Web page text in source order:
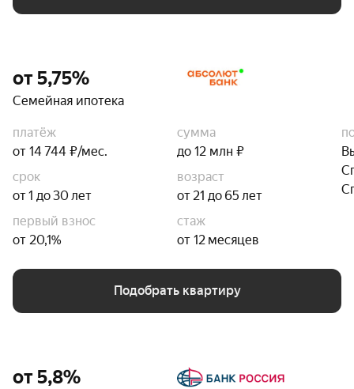
от 5,75%
Семейная ипотека
платёж
от 14 744 ₽/мес.
сумма
до 12 млн ₽
срок
от 1 до 30 лет
возраст
от 21 до 65 лет
первый взнос
от 20,1%
стаж
от 12 месяцев
Подобрать квартиру
от 5,8%